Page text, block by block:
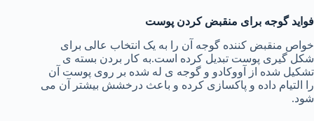
فواید گوجه برای منقبض کردن پوست
خواص منقبض کننده گوجه آن را به یک انتخاب عالی برای
شکل گیری پوست تبدیل کرده است.به کار بردن بسته ی
تشکیل شده از آووکادو و گوجه ی له شده بر روی پوست آن
را التیام داده و پاکسازی کرده و باعث درخشش بیشتر آن می
شود.